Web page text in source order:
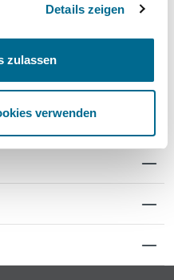
Details zeigen
zulassen
verwenden
- -